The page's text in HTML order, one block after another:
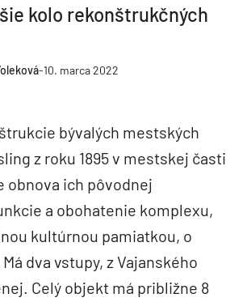
kolo rekonštrukčných
-10. marca 2022
bývalých mestských
z roku 1895 v mestskej časti
obnova ich pôvodnej
a obohatenie komplexu,
kultúrnou pamiatkou, o
dva vstupy, z Vajanského
Celý objekt má približne 8